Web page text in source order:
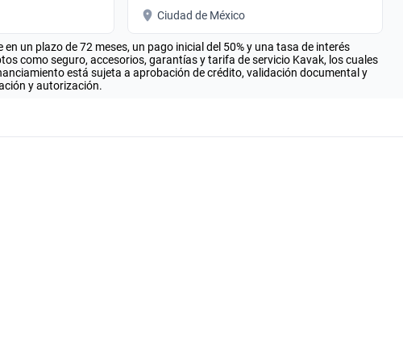
Ciudad de México
un plazo de 72 meses, un pago inicial del 50% y una tasa de interés
como seguro, accesorios, garantías y tarifa de servicio Kavak, los cuales
está sujeta a aprobación de crédito, validación documental y
y autorización.